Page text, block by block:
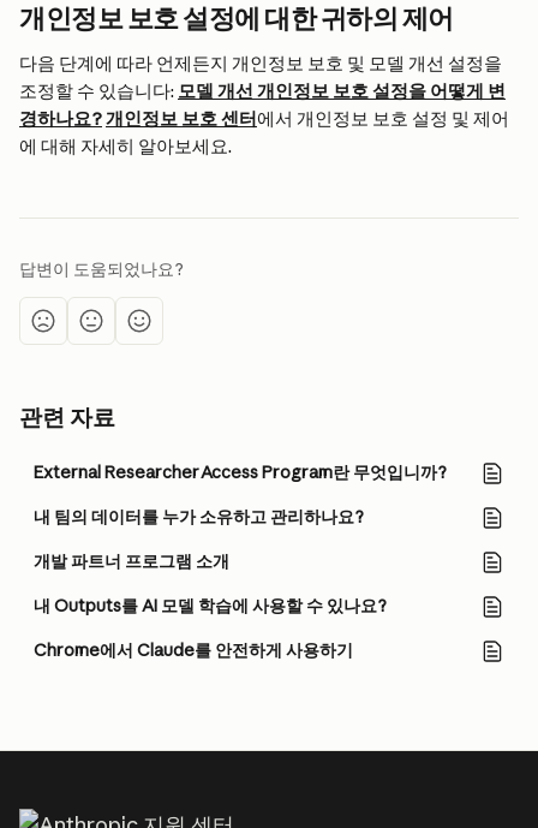
개인정보 보호 설정에 대한 귀하의 제어
다음 단계에 따라 언제든지 개인정보 보호 및 모델 개선 설정을
조정할 수 있습니다: 모델 개선 개인정보 보호 설정을 어떻게 변
경하나요?개인정보 보호 센터에서 개인정보 보호 설정 및 제어
에 대해 자세히 알아보세요.
답변이 도움되었나요?
관련 자료
External Researcher Access Program란 무엇입니까?
내 팀의 데이터를 누가 소유하고 관리하나요?
개발 파트너 프로그램 소개
내 Outputs를 AI 모델 학습에 사용할 수 있나요?
Chrome에서 Claude를 안전하게 사용하기